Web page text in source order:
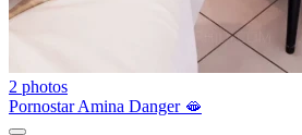
2 photos
Pornostar Amina Danger 🫦